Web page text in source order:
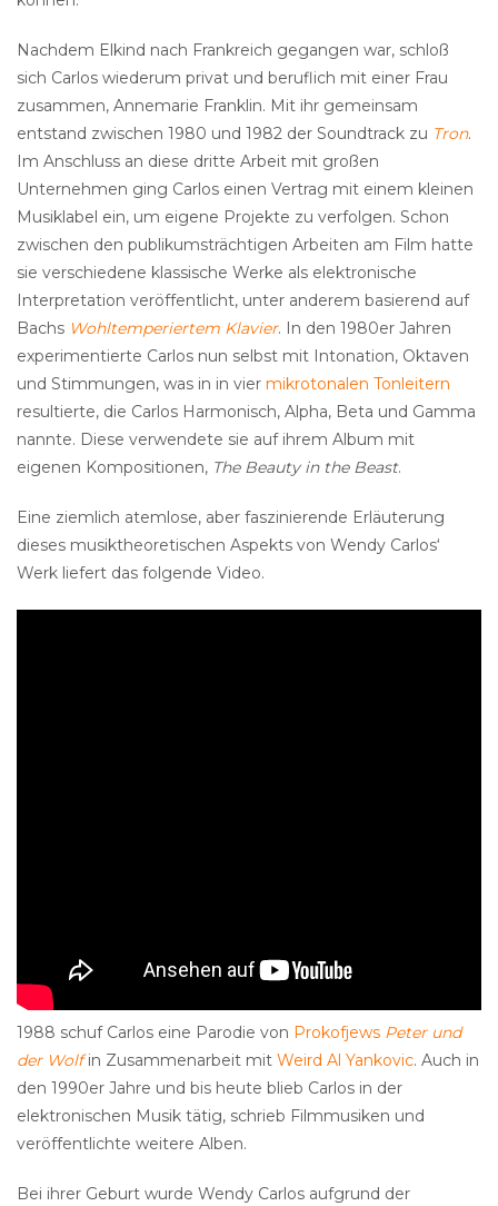
Nachdem Elkind nach Frankreich gegangen war, schloß
sich Carlos wiederum privat und beruflich mit einer Frau
zusammen, Annemarie Franklin. Mit ihr gemeinsam
entstand zwischen 1980 und 1982 der Soundtrack zu Tron.
Im Anschluss an diese dritte Arbeit mit großen
Unternehmen ging Carlos einen Vertrag mit einem kleinen
Musiklabel ein, um eigene Projekte zu verfolgen. Schon
zwischen den publikumsträchtigen Arbeiten am Film hatte
sie verschiedene klassische Werke als elektronische
Interpretation veröffentlicht, unter anderem basierend auf
Bachs Wohltemperiertem Klavier. In den 1980er Jahren
experimentierte Carlos nun selbst mit Intonation, Oktaven
und Stimmungen, was in in vier mikrotonalen Tonleitern
resultierte, die Carlos Harmonisch, Alpha, Beta und Gamma
nannte. Diese verwendete sie auf ihrem Album mit
eigenen Kompositionen, The Beauty in the Beast.
Eine ziemlich atemlose, aber faszinierende Erläuterung
dieses musiktheoretischen Aspekts von Wendy Carlos‘
Werk liefert das folgende Video.
1988 schuf Carlos eine Parodie von Prokofjews Peter und
der Wolfin Zusammenarbeit mit Weird Al Yankovic. Auch in
den 1990er Jahre und bis heute blieb Carlos in der
elektronischen Musik tätig, schrieb Filmmusiken und
veröffentlichte weitere Alben.
Bei ihrer Geburt wurde Wendy Carlos aufgrund der